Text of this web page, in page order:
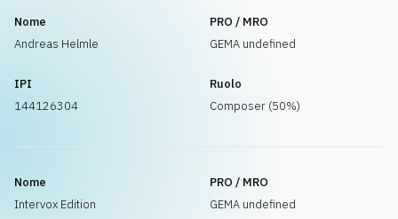
Nome
Andreas Helmle
PRO / MRO
GEMA undefined
IPI
144126304
Ruolo
Composer (50%)
Nome
Intervox Edition
PRO / MRO
GEMA undefined